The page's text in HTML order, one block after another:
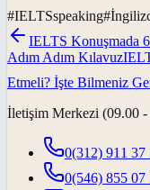
#IELTSspeaking#
IELTS Konuşmada
Adım Adım Kılavuz
Etmeli? İşte Bilmeniz
İletişim Merkezi (09.00 -
0(312) 911 37
0(546) 855 07